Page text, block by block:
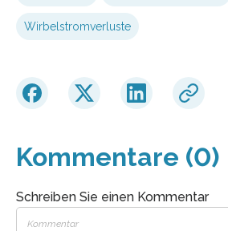
Wirbelstromverluste
Kommentare (0)
Schreiben Sie einen Kommentar